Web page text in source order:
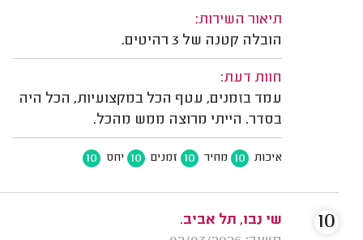
תיאור השירות:
הובלה קטנה של 3 רהיטים.
חוות דעת:
עמד בזמנים, עטף הכל במקצועיות, הכל היה
בסדר. הייתי מרוצה ממש מהכל.
איכות 10 מחיר 10 זמנים 10 יחס 10
שי נבו, תל אביב.
10